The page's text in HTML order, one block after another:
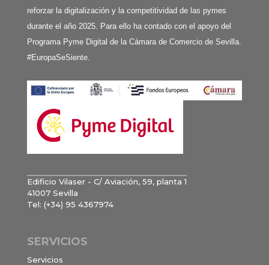
reforzar la digitalización y la competitividad de las pymes
durante el año 2025. Para ello ha contado con el apoyo del
Programa Pyme Digital de la Cámara de Comercio de Sevilla.
#EuropaSeSiente.
Edificio Vilaser - C/ Aviación, 59, planta 1
41007 Sevilla
Tel: (+34) 95 4367974
SERVICIOS
Servicios